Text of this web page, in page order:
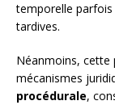
temporelle
tardives.
Néanmoins, cette
mécanismes
procédurale,